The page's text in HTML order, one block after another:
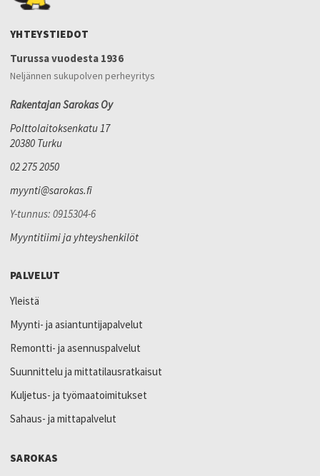
YHTEYSTIEDOT
Turussa vuodesta 1936
Neljännen sukupolven perheyritys
Rakentajan Sarokas Oy
Polttolaitoksenkatu 17
20380 Turku
02 275 2050
myynti@sarokas.fi
Y-tunnus: 0915304-6
Myyntitiimi ja yhteyshenkilöt
PALVELUT
Yleistä
Myynti- ja asiantuntijapalvelut
Remontti- ja asennuspalvelut
Suunnittelu ja mittatilausratkaisut
Kuljetus- ja työmaatoimitukset
Sahaus- ja mittapalvelut
SAROKAS